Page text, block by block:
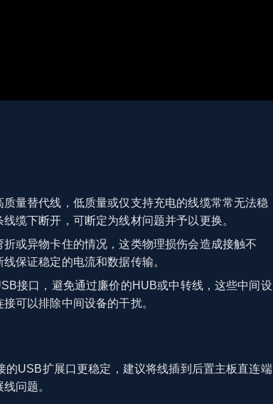
量替代线，低质量或仅支持充电的线缆常常无法稳
缆下断开，可断定为线材问题并予以更换。
或异物卡住的情况，这类物理损伤会造成接触不
保证稳定的电流和数据传输。
接口，避免通过廉价的HUB或中转线，这些中间设
可以排除中间设备的干扰。
的USB扩展口更稳定，建议将线插到后置主板直连端
问题。